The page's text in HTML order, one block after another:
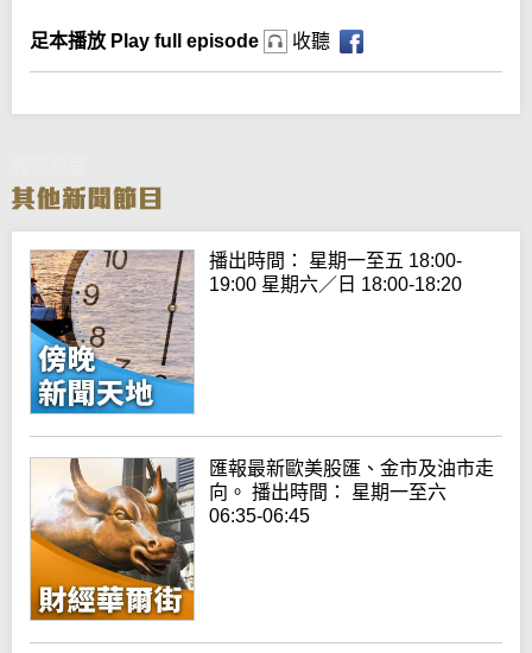
足本播放 Play full episode 收聽
播出時間： 星期一至五 18:00-
19:00 星期六／日 18:00-18:20
匯報最新歐美股匯、金市及油市走
向。 播出時間： 星期一至六
06:35-06:45